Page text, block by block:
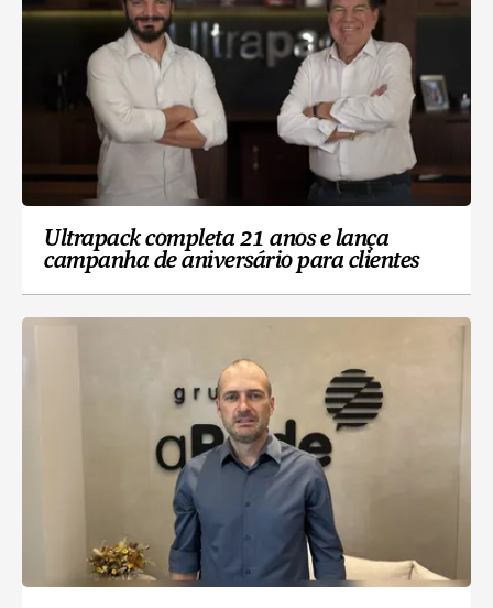
Ultrapack completa 21 anos e lança
campanha de aniversário para clientes